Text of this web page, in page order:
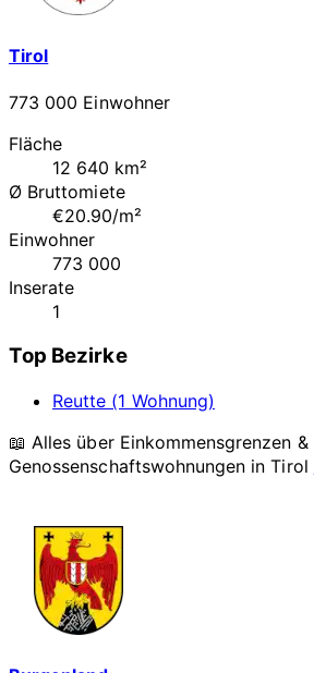
Tirol
773 000 Einwohner
Fläche
12 640 km²
Ø Bruttomiete
€20.90/m²
Einwohner
773 000
Inserate
1
Top Bezirke
Reutte (1 Wohnung)
📖 Alles über Einkommensgrenzen &
Genossenschaftswohnungen inTirol